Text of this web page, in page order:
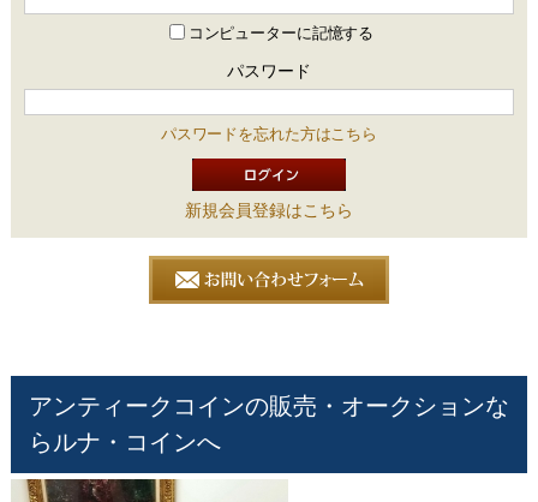
コンピューターに記憶する
パスワード
パスワードを忘れた方はこちら
新規会員登録はこちら
アンティークコインの販売・オークションな
らルナ・コインへ